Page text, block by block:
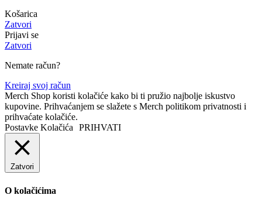
Košarica
Zatvori
Prijavi se
Zatvori
Nemate račun?
Kreiraj svoj račun
Merch Shop koristi kolačiće kako bi ti pružio najbolje iskustvo
kupovine. Prihvaćanjem se slažete s Merch politikom privatnosti i
prihvaćate kolačiće.
Postavke Kolačića PRIHVATI
Zatvori
O kolačićima